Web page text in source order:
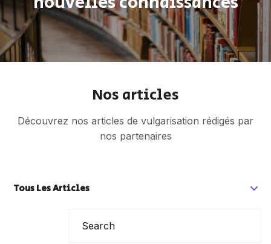
Nos articles
Découvrez nos articles de vulgarisation rédigés par
nos partenaires
Tous Les Articles